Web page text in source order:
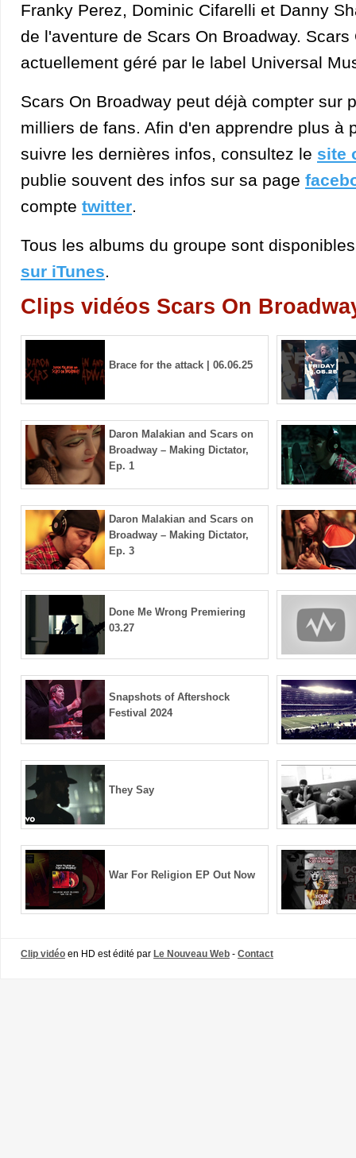
Franky Perez, Dominic Cifarelli et Danny
de l'aventure de Scars On Broadway. Scars
actuellement géré par le label Universal
Scars On Broadway peut déjà compter sur
milliers de fans. Afin d'en apprendre plus à
suivre les dernières infos, consultez le site
publie souvent des infos sur sa page
compte twitter.
Tous les albums du groupe sont
sur iTunes.
Clips vidéos Scars On
Brace for the attack | 06.06.25
Daron Malakian and Scars on
Broadway – Making Dictator,
Ep. 1
Daron Malakian and Scars on
Broadway – Making Dictator,
Ep. 3
Done Me Wrong Premiering
03.27
Snapshots of Aftershock
Festival 2024
They Say
War For Religion EP Out Now
Clip vidéo en HD est édité par Le Nouveau Web - Contact